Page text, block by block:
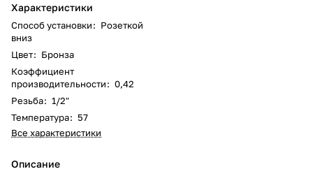
Характеристики
Способ установки: Розеткой
вниз
Цвет: Бронза
Коэффициент
производительности: 0,42
Резьба: 1/2"
Температура: 57
Все характеристики
Описание